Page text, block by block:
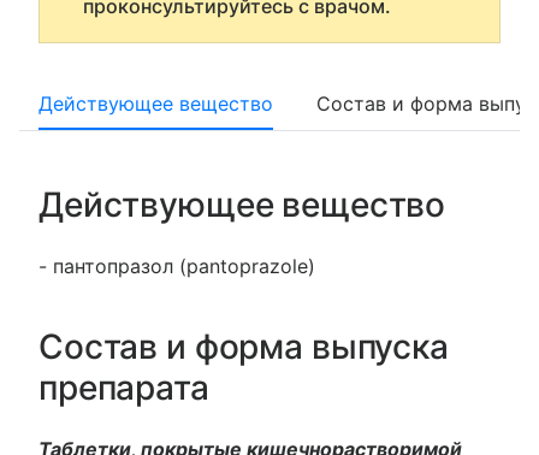
проконсультируйтесь с врачом.
Действующее вещество Состав и форма
Действующее вещество
- пантопразол (pantoprazole)
Состав и форма выпуска
препарата
Таблетки, покрытые кишечнорастворимой